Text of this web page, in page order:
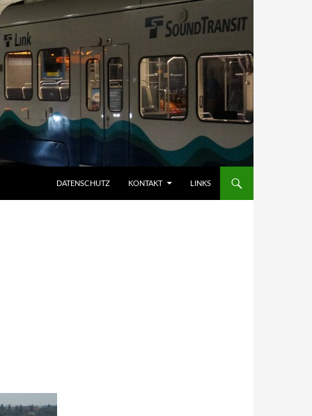
DATENSCHUTZ KONTAKT LINKS